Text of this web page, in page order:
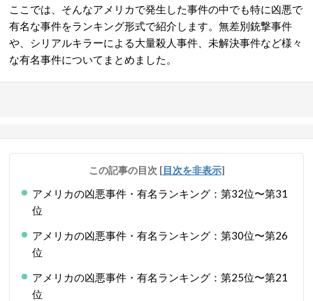
ここでは、そんなアメリカで発生した事件の中でも特に凶悪で
有名な事件をランキング形式で紹介します。無差別銃撃事件
や、シリアルキラーによる大量殺人事件、未解決事件など様々
な有名事件についてまとめました。
この記事の目次 [目次を非表示]
アメリカの凶悪事件・有名ランキング：第32位〜第31
位
アメリカの凶悪事件・有名ランキング：第30位〜第26
位
アメリカの凶悪事件・有名ランキング：第25位〜第21
位